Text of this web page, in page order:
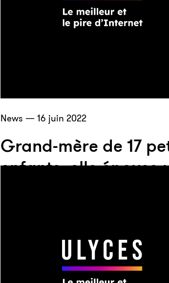
News — 16 juin 2022
Grand-mère de 17
enfants, elle épouse